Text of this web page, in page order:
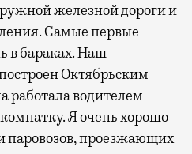
часто берет
но и ноутбук.
превращается
в возможность
спланировать
например
железной дороги и
Самые первые
в бараках. Наш
Октябрьским
водителем
Я очень хорошо
паровозов, проезжающих